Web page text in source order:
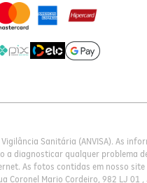
Sanitária (ANVISA). As
diagnosticar qualquer problema
As fotos contidas em nosso
Coronel Mario Cordeiro, 982 LJ